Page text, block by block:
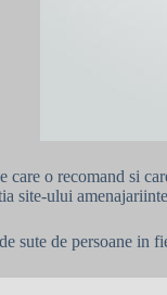
care o recomand si
site-ului
sute de persoane in